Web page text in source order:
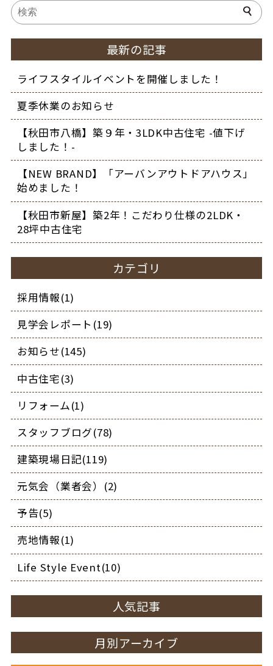
最新の記事
ライフスタイルイベントを開催しました！
夏季休業のお知らせ
【秋田市八橋】築９年・3LDK中古住宅 -値下げ
しました！-
【NEW BRAND】「アーバンアウトドアハウス」
始めました！
【秋田市新屋】築2年！こだわり仕様の2LDK・
28坪中古住宅
カテゴリ
採用情報(1)
見学会レポート(19)
お知らせ(145)
中古住宅(3)
リフォーム(1)
スタッフブログ(78)
建築現場日記(119)
元気会（業者会）(2)
予告(5)
売地情報(1)
Life Style Event(10)
人気記事
月別アーカイブ